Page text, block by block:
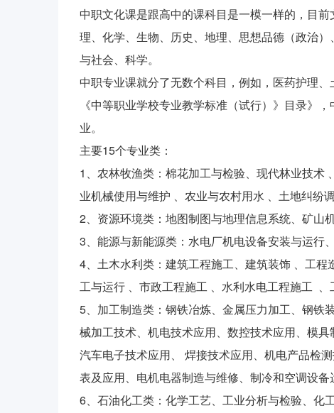
中职文化课是跟高中的课科目是一模一样的，目
理、化学、生物、历史、地理、思想品德（政治
与社会、科学。
中职专业课就分了无数个科目，例如，医药护理
《中等职业学校专业教学标准（试行）》目录》
业。
主要15个专业类：
1、农林牧渔类：棉花加工与检验、现代林业技术
业机械使用与维护 、农业与农村用水 、土地纠纷调
2、资源环境类：地图制图与地理信息系统、矿山
3、能源与新能源类：水电厂机电设备安装与运行
4、土木水利类：建筑工程施工、建筑装饰 、工
工与运行 、市政工程施工 、水利水电工程施工 、
5、加工制造类：钢铁冶炼、金属压力加工、钢铁
械加工技术、机电技术应用、数控技术应用、模
汽车电子技术应用、 焊接技术应用、机电产品检
表及应用、电机电器制造与维修、制冷和空调设
6、石油化工类：化学工艺、工业分析与检验、化